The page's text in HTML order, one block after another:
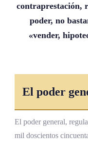
contraprestación,
poder, no
«vender,
El poder
El poder general,
mil doscientos